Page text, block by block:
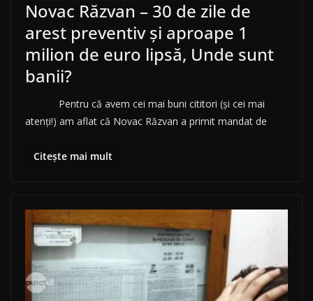
Novac Răzvan – 30 de zile de
arest preventiv și aproape 1
milion de euro lipsă, Unde sunt
banii?
Pentru că avem cei mai buni cititori (și cei mai
atenți!) am aflat că Novac Răzvan a primit mandat de
Citește mai mult